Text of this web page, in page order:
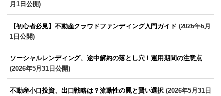
月1日公開)
【初心者必見】不動産クラウドファンディング入門ガイド (2026年6月
1日公開)
ソーシャルレンディング、途中解約の落とし穴！運用期間の注意点
(2026年5月31日公開)
不動産小口投資、出口戦略は？流動性の罠と賢い選択 (2026年5月31日